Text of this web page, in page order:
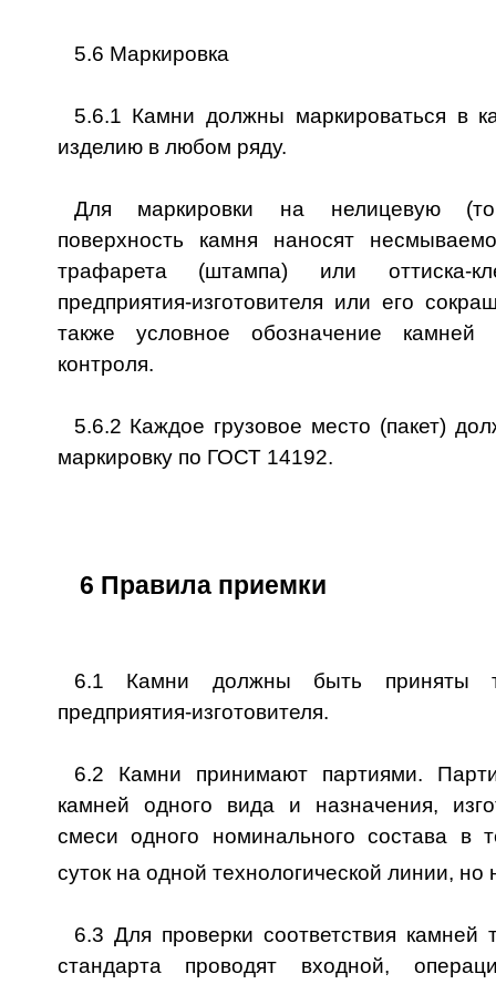
5.6 Маркировка
5.6.1 Камни должны маркироваться в
изделию в любом ряду.
Для маркировки на нелицевую
поверхность камня наносят
трафарета (штампа) или оттиска-
предприятия-изготовителя или его
также условное обозначение камней
контроля.
5.6.2 Каждое грузовое место (пакет)
маркировку по ГОСТ 14192.
6 Правила приемки
6.1 Камни должны быть приняты
предприятия-изготовителя.
6.2 Камни принимают партиями.
камней одного вида и назначения,
смеси одного номинального состава в
суток на одной технологической линии,
6.3 Для проверки соответствия камней
стандарта проводят входной,